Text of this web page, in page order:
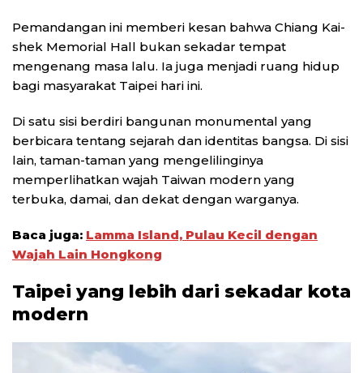
Pemandangan ini memberi kesan bahwa Chiang Kai-
shek Memorial Hall bukan sekadar tempat
mengenang masa lalu. Ia juga menjadi ruang hidup
bagi masyarakat Taipei hari ini.
Di satu sisi berdiri bangunan monumental yang
berbicara tentang sejarah dan identitas bangsa. Di sisi
lain, taman-taman yang mengelilinginya
memperlihatkan wajah Taiwan modern yang
terbuka, damai, dan dekat dengan warganya.
Baca juga: Lamma Island, Pulau Kecil dengan
Wajah Lain Hongkong
Taipei yang lebih dari sekadar kota
modern